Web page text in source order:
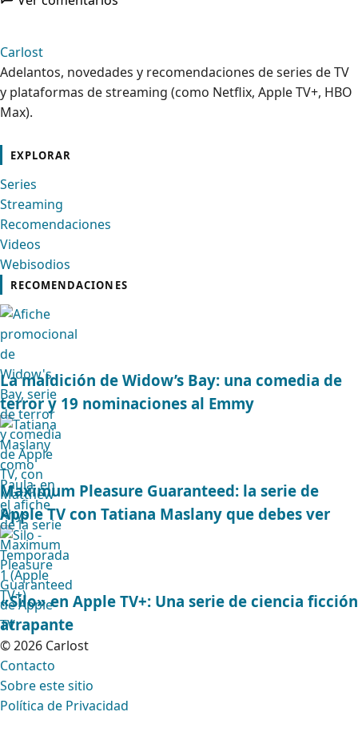
Carlost
Adelantos, novedades y recomendaciones de series de TV
y plataformas de streaming (como Netflix, Apple TV+, HBO
Max).
EXPLORAR
Series
Streaming
Recomendaciones
Videos
Webisodios
RECOMENDACIONES
La maldición de Widow’s Bay: una comedia de
terror y 19 nominaciones al Emmy
Maximum Pleasure Guaranteed: la serie de
Apple TV con Tatiana Maslany que debes ver
«Silo» en Apple TV+: Una serie de ciencia ficción
atrapante
© 2026 Carlost
Contacto
Sobre este sitio
Política de Privacidad